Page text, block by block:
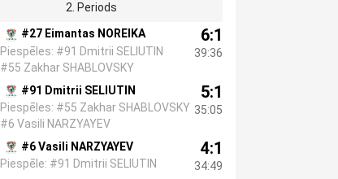
2. Periods
#27 Eimantas NOREIKA
Piespēles: #91 Dmitrii SELIUTIN
#55 Zakhar SHABLOVSKY
6:1
39:36
#91 Dmitrii SELIUTIN
Piespēles: #55 Zakhar SHABLOVSKY
#6 Vasili NARZYAYEV
5:1
35:05
#6 Vasili NARZYAYEV
Piespēle: #91 Dmitrii SELIUTIN
4:1
34:49